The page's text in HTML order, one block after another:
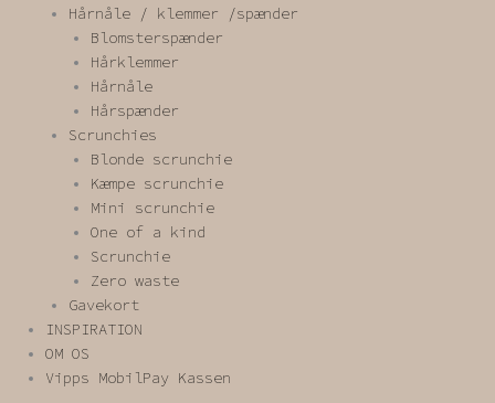
Hårnåle / klemmer /spænder
Blomsterspænder
Hårklemmer
Hårnåle
Hårspænder
Scrunchies
Blonde scrunchie
Kæmpe scrunchie
Mini scrunchie
One of a kind
Scrunchie
Zero waste
Gavekort
INSPIRATION
OM OS
Vipps MobilPay Kassen